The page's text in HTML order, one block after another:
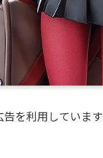
を利用しています